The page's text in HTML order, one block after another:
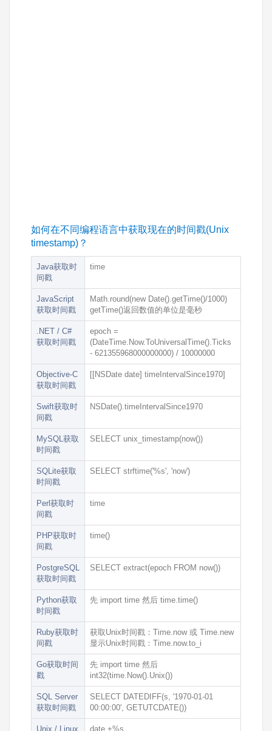
如何在不同编程语言中获取现在的时间戳(Unix
timestamp)？
Java获取时
间戳
time
JavaScript
获取时间戳
Math.round(new Date().getTime()/1000)
getTime()返回数值的单位是毫秒
.NET / C#
获取时间戳
epoch =
(DateTime.Now.ToUniversalTime().Ticks
- 621355968000000000) / 10000000
Objective-C
获取时间戳
[[NSDate date] timeIntervalSince1970]
Swift获取时
间戳
NSDate().timeIntervalSince1970
MySQL获取
时间戳
SELECT unix_timestamp(now())
SQLite获取
时间戳
SELECT strftime('%s', 'now')
Perl获取时
间戳
time
PHP获取时
间戳
time()
PostgreSQL
获取时间戳
SELECT extract(epoch FROM now())
Python获取
时间戳
先 import time 然后 time.time()
Ruby获取时
间戳
获取Unix时间戳： Time.now 或 Time.new
显示Unix时间戳： Time.now.to_i
Go获取时间
戳
先 import time 然后
int32(time.Now().Unix())
SQL Server
获取时间戳
SELECT DATEDIFF(s, '1970-01-01
00:00:00', GETUTCDATE())
Unix / Linux date +%s